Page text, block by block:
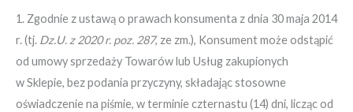
1. Zgodnie z ustawą o prawach konsumenta z dnia 30 maja 2014
r. (tj. Dz.U. z 2020 r. poz. 287, ze zm.), Konsument może odstąpić
od umowy sprzedaży Towarów lub Usług zakupionych
w Sklepie, bez podania przyczyny, składając stosowne
oświadczenie na piśmie, w terminie czternastu (14) dni, licząc od